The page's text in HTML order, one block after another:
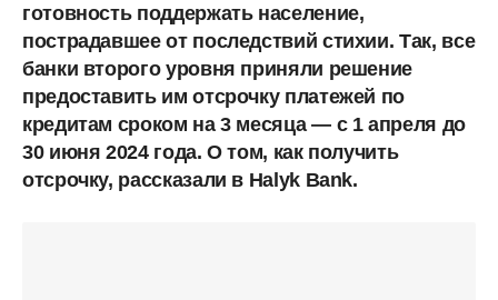
готовность поддержать население,
пострадавшее от последствий стихии. Так, все
банки второго уровня приняли решение
предоставить им отсрочку платежей по
кредитам сроком на 3 месяца — с 1 апреля до
30 июня 2024 года. О том, как получить
отсрочку, рассказали в Halyk Bank.